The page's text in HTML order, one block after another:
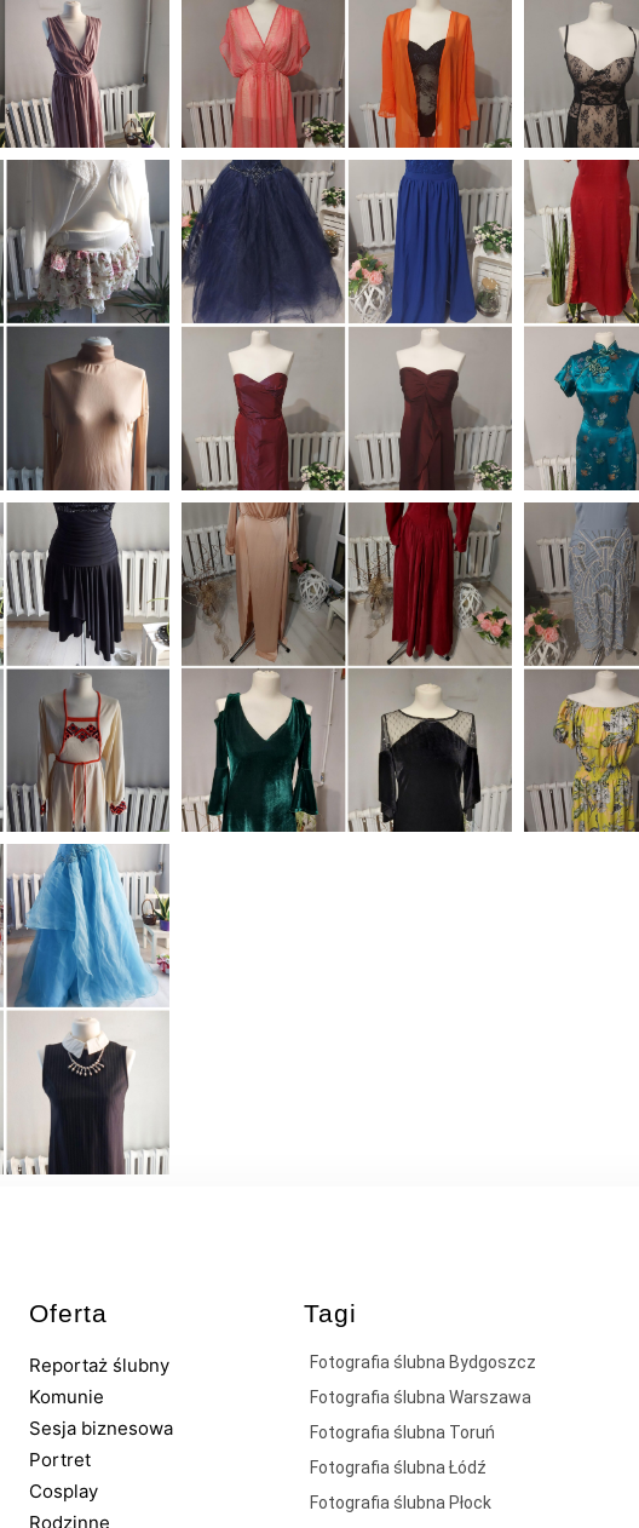
Oferta
Reportaż ślubny
Komunie
Sesja biznesowa
Portret
Cosplay
Rodzinne
Tagi
Fotografia ślubna Bydgoszcz
Fotografia ślubna Warszawa
Fotografia ślubna Toruń
Fotografia ślubna Łódź
Fotografia ślubna Płock